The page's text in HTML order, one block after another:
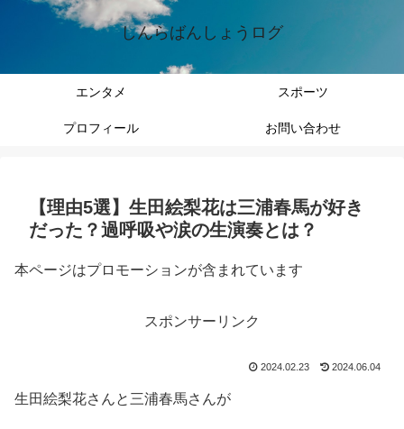
しんらばんしょうログ
エンタメ スポーツ
プロフィール お問い合わせ
【理由5選】生田絵梨花は三浦春馬が好き
だった？過呼吸や涙の生演奏とは？
本ページはプロモーションが含まれています
スポンサーリンク
2024.02.23 2024.06.04
生田絵梨花さんと三浦春馬さんが